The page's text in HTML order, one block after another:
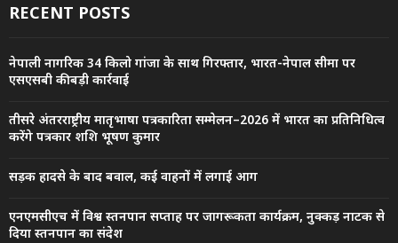
RECENT POSTS
नेपाली नागरिक 34 किलो गांजा के साथ गिरफ्तार, भारत-नेपाल सीमा पर
एसएसबी की बड़ी कार्रवाई
तीसरे अंतरराष्ट्रीय मातृभाषा पत्रकारिता सम्मेलन–2026 में भारत का प्रतिनिधित्व
करेंगे पत्रकार शशि भूषण कुमार
सड़क हादसे के बाद बवाल, कई वाहनों में लगाई आग
एनएमसीएच में विश्व स्तनपान सप्ताह पर जागरूकता कार्यक्रम, नुक्कड़ नाटक से
दिया स्तनपान का संदेश